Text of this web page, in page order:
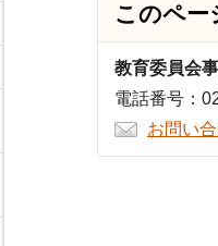
このペー
教育委員会
電話番号：
お問い